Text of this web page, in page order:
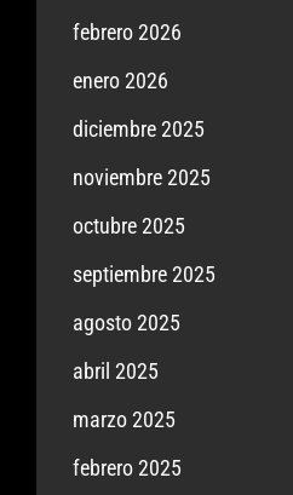
febrero 2026
enero 2026
diciembre 2025
noviembre 2025
octubre 2025
septiembre 2025
agosto 2025
abril 2025
marzo 2025
febrero 2025